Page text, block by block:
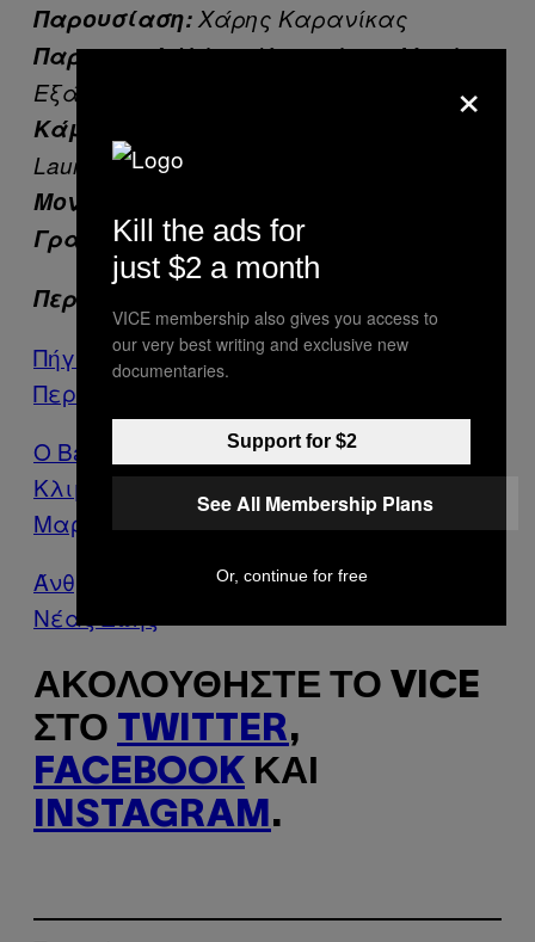
Παρουσίαση:Χάρης Καρανίκας
Παραγωγή:Χάρης Καρανίκας, Μαρία
Εξάρχου
Κάμερα:
Laurent Laughlin
Μοντάζ:
Γραφικά: Μυρτώ Λαμπρινούδη
Περισότερα βίντεο από το VICE
Πήγαμε στο Νησί Όπου Γίνονται οι
Περισσότερες Αυτοκτονίες στην Ελλάδα
Ο Barack Obama Mιλάει για την
Κλιματική Αλλαγή, τη Νομιμοποίηση της
Μαριχουάνας και το Ισλαμικό Κράτος
Άνθρωποι και Σκουπίδια στο Γκέτο της
Νέας Ζωής
ΑΚΟΛΟΥΘΉΣΤΕ ΤΟ VICE
ΣΤΟ TWITTER,
FACEBOOK ΚΑΙ
INSTAGRAM .
×
Kill the ads for
just $2 a month
VICE membership also gives you access to
our very best writing and exclusive new
documentaries.
Support for $2
See All Membership Plans
Or, continue for free